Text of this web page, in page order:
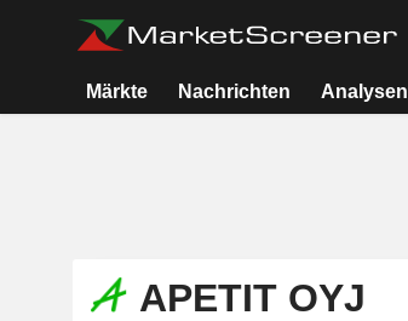
Märkte Nachrichten Analysen
APETIT OYJ